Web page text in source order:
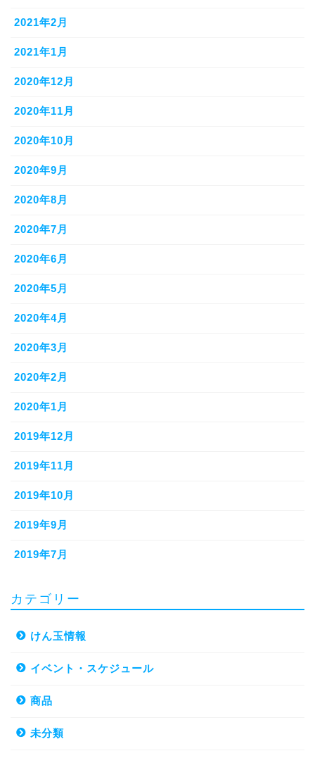
2021年2月
2021年1月
2020年12月
2020年11月
2020年10月
2020年9月
2020年8月
2020年7月
2020年6月
2020年5月
2020年4月
2020年3月
2020年2月
2020年1月
2019年12月
2019年11月
2019年10月
2019年9月
2019年7月
カテゴリー
けん玉情報
イベント・スケジュール
商品
未分類